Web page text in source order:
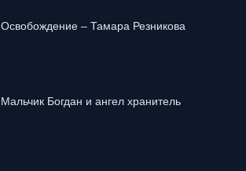
Освобождение – Тамара Резникова
Mальчик Богдан и ангел хранитель